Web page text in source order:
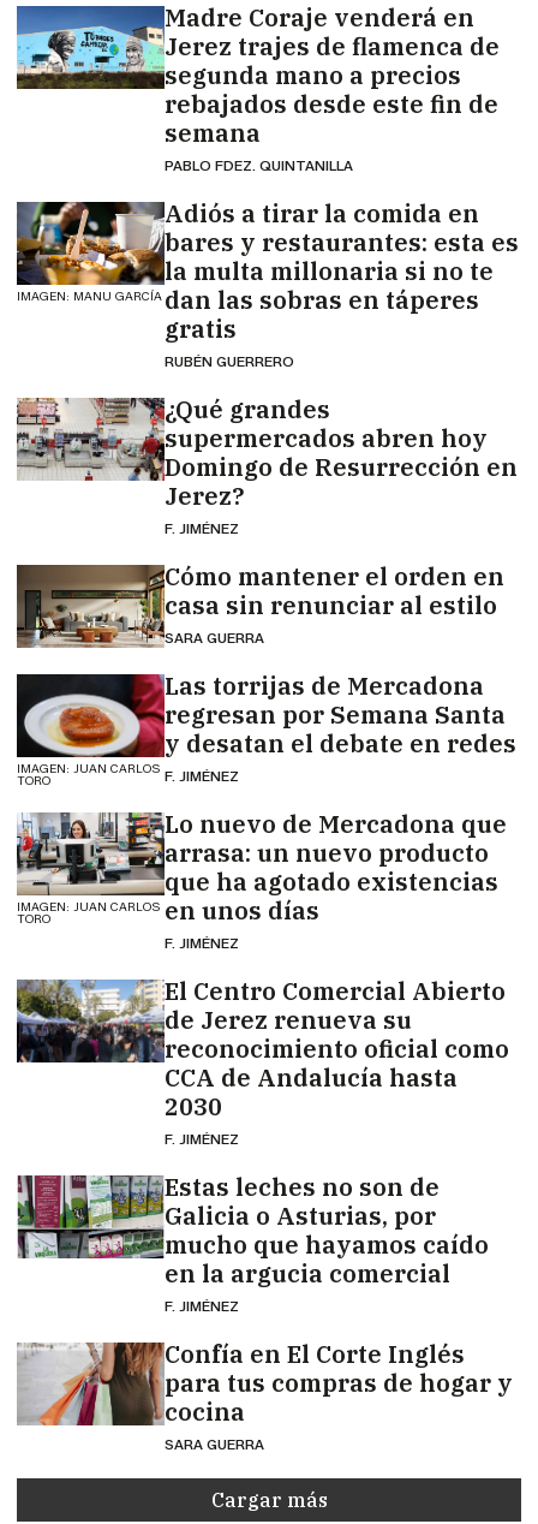
Madre Coraje venderá en
Jerez trajes de flamenca de
segunda mano a precios
rebajados desde este fin de
semana
PABLO FDEZ. QUINTANILLA
IMAGEN: MANU GARCÍA
Adiós a tirar la comida en
bares y restaurantes: esta es
la multa millonaria si no te
dan las sobras en táperes
gratis
RUBÉN GUERRERO
¿Qué grandes
supermercados abren hoy
Domingo de Resurrección en
Jerez?
F. JIMÉNEZ
Cómo mantener el orden en
casa sin renunciar al estilo
SARA GUERRA
IMAGEN: JUAN CARLOS
TORO
Las torrijas de Mercadona
regresan por Semana Santa
y desatan el debate en redes
F. JIMÉNEZ
IMAGEN: JUAN CARLOS
TORO
Lo nuevo de Mercadona que
arrasa: un nuevo producto
que ha agotado existencias
en unos días
F. JIMÉNEZ
El Centro Comercial Abierto
de Jerez renueva su
reconocimiento oficial como
CCA de Andalucía hasta
2030
F. JIMÉNEZ
Estas leches no son de
Galicia o Asturias, por
mucho que hayamos caído
en la argucia comercial
F. JIMÉNEZ
Confía en El Corte Inglés
para tus compras de hogar y
cocina
SARA GUERRA
Cargar más